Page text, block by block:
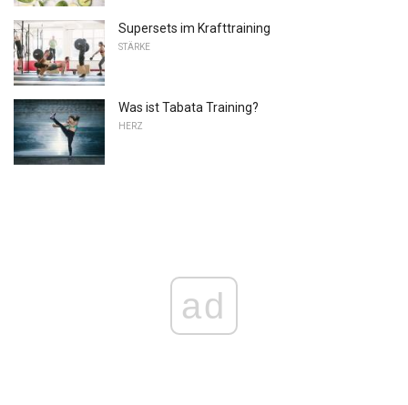
Supersets im Krafttraining
STÄRKE
Was ist Tabata Training?
HERZ
ad